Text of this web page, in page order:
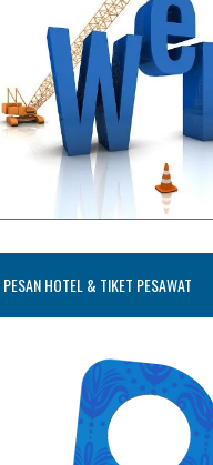
PESAN HOTEL & TIKET PESAWAT